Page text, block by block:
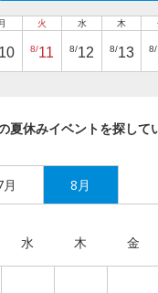
月 火
8/11
水
8/12
木
8/13 8/
夏休みイベントを探して
月 8月
水 木 金